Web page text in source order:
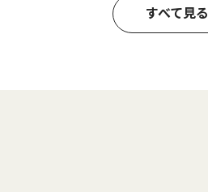
すべて見る